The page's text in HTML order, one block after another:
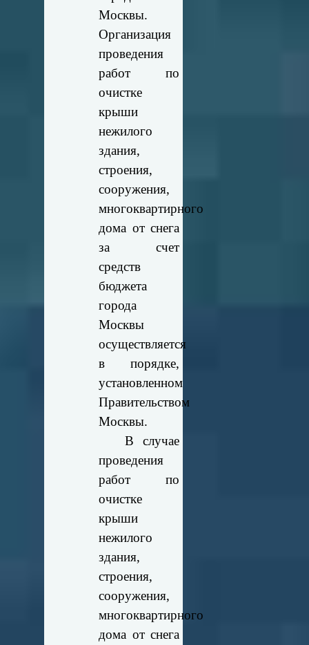
Москвы.
Организация
проведения
работ по
очистке
крыши
нежилого
здания,
строения,
сооружения,
многоквартирного
дома от снега
за счет
средств
бюджета
города
Москвы
осуществляется
в порядке,
установленном
Правительством
Москвы.
В случае
проведения
работ по
очистке
крыши
нежилого
здания,
строения,
сооружения,
многоквартирного
дома от снега